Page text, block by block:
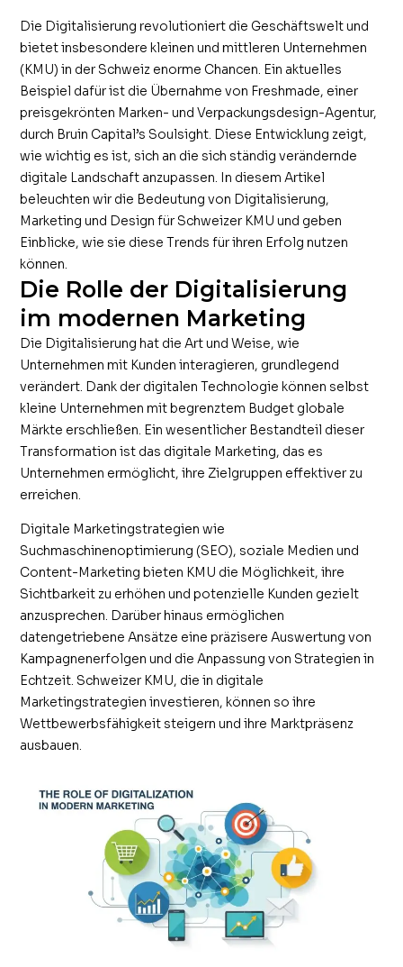
Die Digitalisierung revolutioniert die Geschäftswelt und
bietet insbesondere kleinen und mittleren Unternehmen
(KMU) in der Schweiz enorme Chancen. Ein aktuelles
Beispiel dafür ist die Übernahme von Freshmade, einer
preisgekrönten Marken- und Verpackungsdesign-Agentur,
durch Bruin Capital’s Soulsight. Diese Entwicklung zeigt,
wie wichtig es ist, sich an die sich ständig verändernde
digitale Landschaft anzupassen. In diesem Artikel
beleuchten wir die Bedeutung von Digitalisierung,
Marketing und Design für Schweizer KMU und geben
Einblicke, wie sie diese Trends für ihren Erfolg nutzen
können.
Die Rolle der Digitalisierung
im modernen Marketing
Die Digitalisierung hat die Art und Weise, wie
Unternehmen mit Kunden interagieren, grundlegend
verändert. Dank der digitalen Technologie können selbst
kleine Unternehmen mit begrenztem Budget globale
Märkte erschließen. Ein wesentlicher Bestandteil dieser
Transformation ist das digitale Marketing, das es
Unternehmen ermöglicht, ihre Zielgruppen effektiver zu
erreichen.
Digitale Marketingstrategien wie
Suchmaschinenoptimierung (SEO), soziale Medien und
Content-Marketing bieten KMU die Möglichkeit, ihre
Sichtbarkeit zu erhöhen und potenzielle Kunden gezielt
anzusprechen. Darüber hinaus ermöglichen
datengetriebene Ansätze eine präzisere Auswertung von
Kampagnenerfolgen und die Anpassung von Strategien in
Echtzeit. Schweizer KMU, die in digitale
Marketingstrategien investieren, können so ihre
Wettbewerbsfähigkeit steigern und ihre Marktpräsenz
ausbauen.